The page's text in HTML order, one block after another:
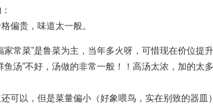
贵，味道太一般。
常菜”是鲁菜为主，当年多火呀，可惜现在价位提
汤”不好，汤做的非常一般！！高汤太浓，加的太
以，但是菜量偏小（好象喂鸟，实在别致的器皿